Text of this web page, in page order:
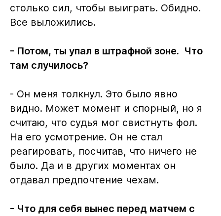
столько сил, чтобы выиграть. Обидно.
Все выложились.
- Потом, ты упал в штрафной зоне. Что
там случилось?
- Он меня толкнул. Это было явно
видно. Может момент и спорный, но я
считаю, что судья мог свистнуть фол.
На его усмотрение. Он не стал
реагировать, посчитав, что ничего не
было. Да и в других моментах он
отдавал предпочтение чехам.
- Что для себя вынес перед матчем с